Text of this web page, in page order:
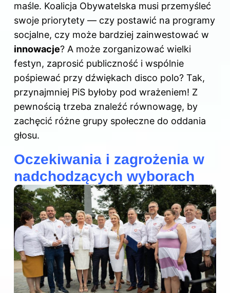
maśle. Koalicja Obywatelska musi przemyśleć
swoje priorytety — czy postawić na programy
socjalne, czy może bardziej zainwestować w
innowacje? A może zorganizować wielki
festyn, zaprosić publiczność i wspólnie
pośpiewać przy dźwiękach disco polo? Tak,
przynajmniej PiS byłoby pod wrażeniem! Z
pewnością trzeba znaleźć równowagę, by
zachęcić różne grupy społeczne do oddania
głosu.
Oczekiwania i zagrożenia w
nadchodzących wyborach